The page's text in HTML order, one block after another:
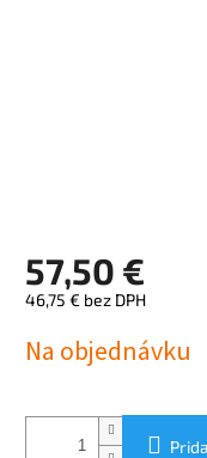
57,50 €
46,75 € bez DPH
cena:
Na objednávku